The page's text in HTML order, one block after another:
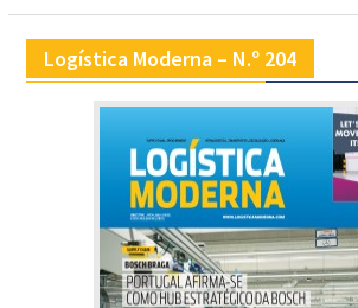
Logística Moderna – N.º 204